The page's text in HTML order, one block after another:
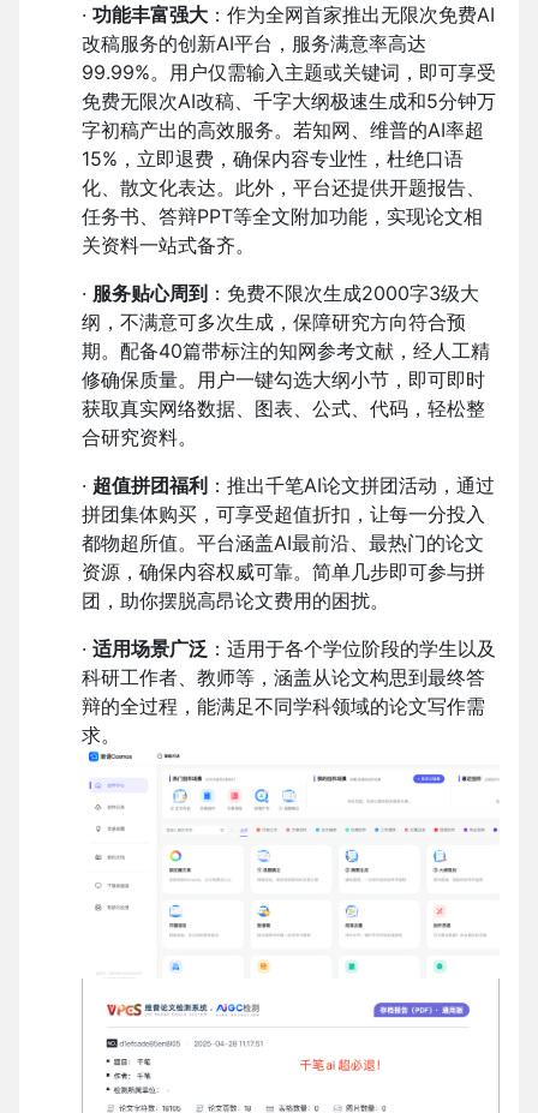
· 功能丰富强大 ：作为全网首家推出无限次免费AI
改稿服务的创新AI平台，服务满意率高达
99.99%。用户仅需输入主题或关键词，即可享受
免费无限次AI改稿、千字大纲极速生成和5分钟万
字初稿产出的高效服务。若知网、维普的AI率超
15%，立即退费，确保内容专业性，杜绝口语
化、散文化表达。此外，平台还提供开题报告、
任务书、答辩PPT等全文附加功能，实现论文相
关资料一站式备齐。
· 服务贴心周到 ：免费不限次生成2000字3级大
纲，不满意可多次生成，保障研究方向符合预
期。配备40篇带标注的知网参考文献，经人工精
修确保质量。用户一键勾选大纲小节，即可即时
获取真实网络数据、图表、公式、代码，轻松整
合研究资料。
· 超值拼团福利 ：推出千笔AI论文拼团活动，通过
拼团集体购买，可享受超值折扣，让每一分投入
都物超所值。平台涵盖AI最前沿、最热门的论文
资源，确保内容权威可靠。简单几步即可参与拼
团，助你摆脱高昂论文费用的困扰。
· 适用场景广泛 ：适用于各个学位阶段的学生以及
科研工作者、教师等，涵盖从论文构思到最终答
辩的全过程，能满足不同学科领域的论文写作需
求。